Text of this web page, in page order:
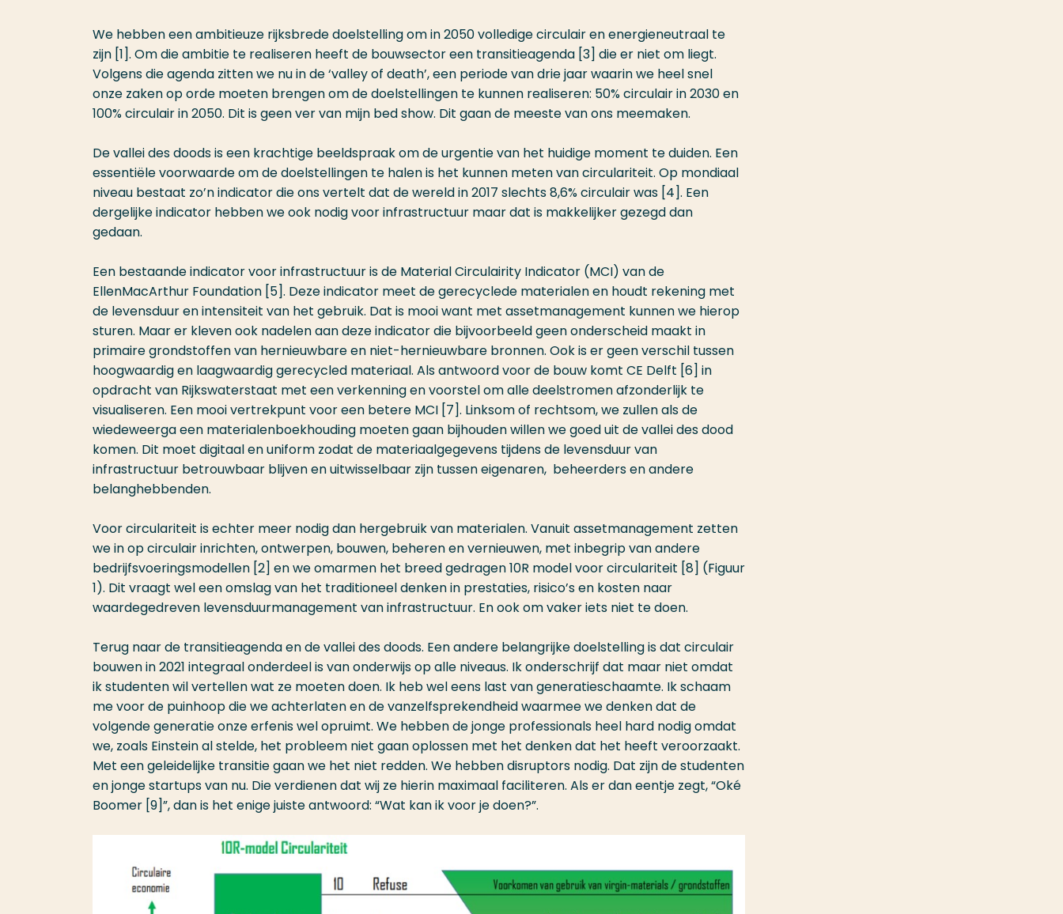
We hebben een ambitieuze rijksbrede doelstelling om in 2050 volledige circulair en energieneutraal te
zijn [1]. Om die ambitie te realiseren heeft de bouwsector een transitieagenda [3] die er niet om liegt.
Volgens die agenda zitten we nu in de ‘valley of death’, een periode van drie jaar waarin we heel snel
onze zaken op orde moeten brengen om de doelstellingen te kunnen realiseren: 50% circulair in 2030 en
100% circulair in 2050. Dit is geen ver van mijn bed show. Dit gaan de meeste van ons meemaken.
De vallei des doods is een krachtige beeldspraak om de urgentie van het huidige moment te duiden. Een
essentiële voorwaarde om de doelstellingen te halen is het kunnen meten van circulariteit. Op mondiaal
niveau bestaat zo’n indicator die ons vertelt dat de wereld in 2017 slechts 8,6% circulair was [4]. Een
dergelijke indicator hebben we ook nodig voor infrastructuur maar dat is makkelijker gezegd dan
gedaan.
Een bestaande indicator voor infrastructuur is de Material Circulairity Indicator (MCI) van de
EllenMacArthur Foundation [5]. Deze indicator meet de gerecyclede materialen en houdt rekening met
de levensduur en intensiteit van het gebruik. Dat is mooi want met assetmanagement kunnen we hierop
sturen. Maar er kleven ook nadelen aan deze indicator die bijvoorbeeld geen onderscheid maakt in
primaire grondstoffen van hernieuwbare en niet-hernieuwbare bronnen. Ook is er geen verschil tussen
hoogwaardig en laagwaardig gerecycled materiaal. Als antwoord voor de bouw komt CE Delft [6] in
opdracht van Rijkswaterstaat met een verkenning en voorstel om alle deelstromen afzonderlijk te
visualiseren. Een mooi vertrekpunt voor een betere MCI [7]. Linksom of rechtsom, we zullen als de
wiedeweerga een materialenboekhouding moeten gaan bijhouden willen we goed uit de vallei des dood
komen. Dit moet digitaal en uniform zodat de materiaalgegevens tijdens de levensduur van
infrastructuur betrouwbaar blijven en uitwisselbaar zijn tussen eigenaren, beheerders en andere
belanghebbenden.
Voor circulariteit is echter meer nodig dan hergebruik van materialen. Vanuit assetmanagement zetten
we in op circulair inrichten, ontwerpen, bouwen, beheren en vernieuwen, met inbegrip van andere
bedrijfsvoeringsmodellen [2] en we omarmen het breed gedragen 10R model voor circulariteit [8] (Figuur
1). Dit vraagt wel een omslag van het traditioneel denken in prestaties, risico’s en kosten naar
waardegedreven levensduurmanagement van infrastructuur. En ook om vaker iets niet te doen.
Terug naar de transitieagenda en de vallei des doods. Een andere belangrijke doelstelling is dat circulair
bouwen in 2021 integraal onderdeel is van onderwijs op alle niveaus. Ik onderschrijf dat maar niet omdat
ik studenten wil vertellen wat ze moeten doen. Ik heb wel eens last van generatieschaamte. Ik schaam
me voor de puinhoop die we achterlaten en de vanzelfsprekendheid waarmee we denken dat de
volgende generatie onze erfenis wel opruimt. We hebben de jonge professionals heel hard nodig omdat
we, zoals Einstein al stelde, het probleem niet gaan oplossen met het denken dat het heeft veroorzaakt.
Met een geleidelijke transitie gaan we het niet redden. We hebben disruptors nodig. Dat zijn de studenten
en jonge startups van nu. Die verdienen dat wij ze hierin maximaal faciliteren. Als er dan eentje zegt, “Oké
Boomer [9]”, dan is het enige juiste antwoord: “Wat kan ik voor je doen?”.